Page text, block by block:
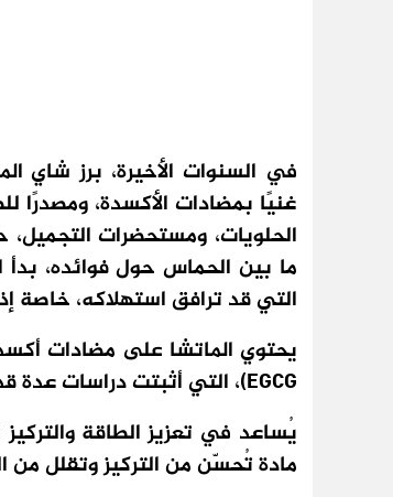
في السنوات الأخيرة، برز شاي
غنيًا بمضادات الأكسدة، ومصدرًا
الحلويات، ومستحضرات التجميل،
ما بين الحماس حول فوائده، بدأ
التي قد ترافق استهلاكه، خاصة
يحتوي الماتشا على مضادات
EGCG)، التي أثبتت دراسات عدة قدرتها على محاربة الجذور الحرة وتحسين وظائف الكبد.
مادة تُحسّن من التركيز وتقلل من